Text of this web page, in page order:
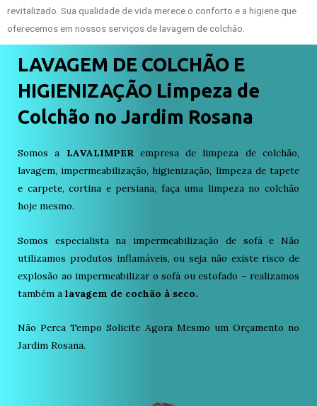
revitalizado. Sua qualidade de vida merece o conforto e a higiene que
oferecemos em nossos serviços de lavagem de colchão.
LAVAGEM DE COLCHÃO E
HIGIENIZAÇÃO Limpeza de
Colchão no Jardim Rosana
Somos a LAVALIMPER empresa de limpeza de colchão,
lavagem, impermeabilização, higienização, limpeza de tapete
e carpete, cortina e persiana, faça uma limpeza no colchão
hoje mesmo.
Somos especialista na impermeabilização de sofá e Não
utilizamos produtos inflamáveis, ou seja não existe risco de
explosão ao impermeabilizar o sofá ou estofado – realizamos
também a lavagem de cochão à seco.
Não Perca Tempo Solicite Agora Mesmo um Orçamento no
Jardim Rosana.